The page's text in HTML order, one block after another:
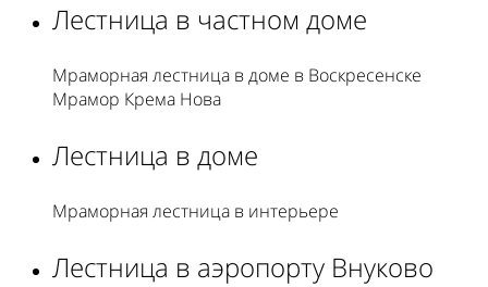
Лестница в частном доме
Мраморная лестница в доме в Воскресенске
Мрамор Крема Нова
Лестница в доме
Мраморная лестница в интерьере
Лестница в аэропорту Внуково